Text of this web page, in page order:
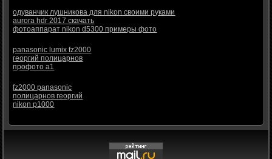
одуванчик лушникова для nikon своими руками
aurora hdr 2017 скачать
фотоаппарат nikon d5300 примеры фото
panasonic lumix fz2000
георгий полицарнов
профото а1
fz2000 panasonic
полицарнов георгий
nikon p1000